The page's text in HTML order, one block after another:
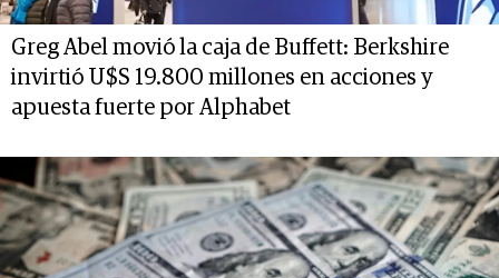
Greg Abel movió la caja de Buffett: Berkshire
invirtió U$S 19.800 millones en acciones y
apuesta fuerte por Alphabet